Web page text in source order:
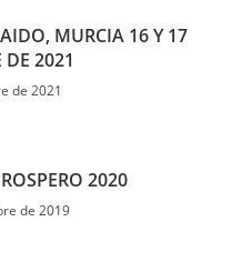
MURCIA 16 Y 17
DE 2021
de 2021
2020
de 2019